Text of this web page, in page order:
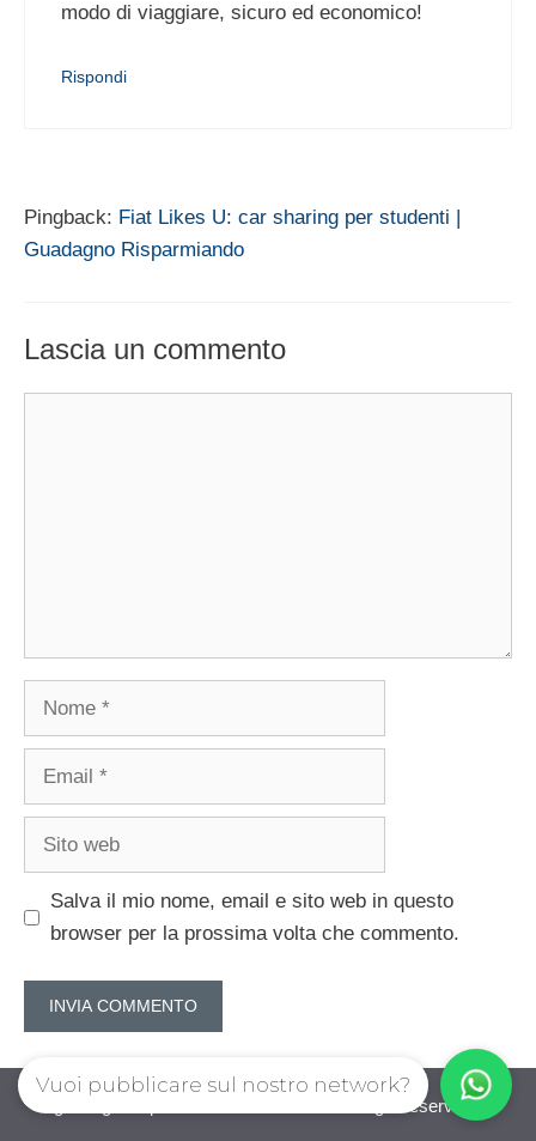
modo di viaggiare, sicuro ed economico!
Rispondi
Pingback: Fiat Likes U: car sharing per studenti |
Guadagno Risparmiando
Lascia un commento
Nome
Email
Sito
Salva il mio nome, email e sito web in questo
browser per la prossima volta che commento.
guadagnorisparmiando.com © 2026. All right reserverd.
Vuoi pubblicare sul nostro network?